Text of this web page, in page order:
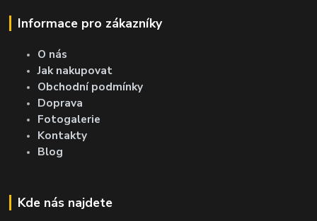
Informace pro zákazníky
O nás
Jak nakupovat
Obchodní podmínky
Doprava
Fotogalerie
Kontakty
Blog
Kde nás najdete